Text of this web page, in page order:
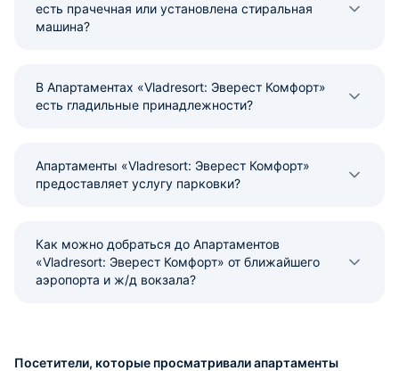
есть прачечная или установлена стиральная
машина?
В Апартаментах «Vladresort: Эверест Комфорт»
есть гладильные принадлежности?
Апартаменты «Vladresort: Эверест Комфорт»
предоставляет услугу парковки?
Как можно добраться до Апартаментов
«Vladresort: Эверест Комфорт» от ближайшего
аэропорта и ж/д вокзала?
Посетители, которые просматривали апартаменты